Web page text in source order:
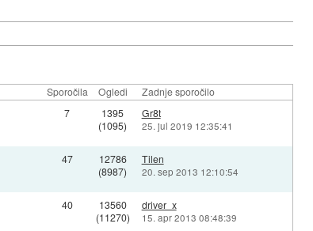
Sporočila Ogledi Zadnje sporočilo
7
1395
(1095)
Gr8t
25. jul 2019 12:35:41
47
12786
(8987)
Tilen
20. sep 2013 12:10:54
40
13560
(11270)
driver_x
15. apr 2013 08:48:39